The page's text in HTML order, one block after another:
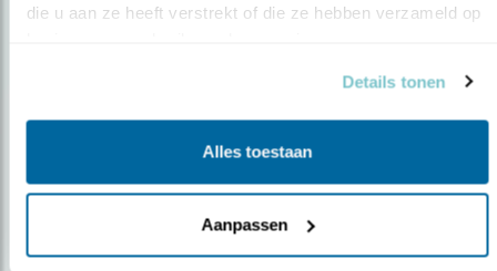
die u aan ze heeft verstrekt of die ze hebben verzameld op
Details tonen
Alles toestaan
Aanpassen